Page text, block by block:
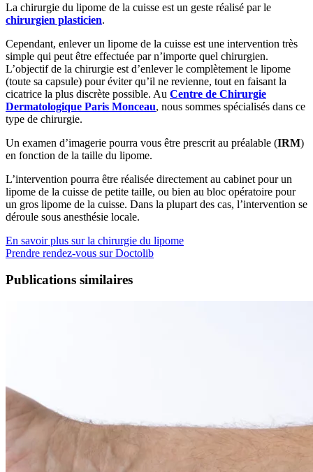
La chirurgie du lipome de la cuisse est un geste réalisé par le
chirurgien plasticien.
Cependant, enlever un lipome de la cuisse est une intervention très
simple qui peut être effectuée par n’importe quel chirurgien.
L’objectif de la chirurgie est d’enlever le complètement le lipome
(toute sa capsule) pour éviter qu’il ne revienne, tout en faisant la
cicatrice la plus discrète possible. Au Centre de Chirurgie
Dermatologique Paris Monceau, nous sommes spécialisés dans ce
type de chirurgie.
Un examen d’imagerie pourra vous être prescrit au préalable (IRM)
en fonction de la taille du lipome.
L’intervention pourra être réalisée directement au cabinet pour un
lipome de la cuisse de petite taille, ou bien au bloc opératoire pour
un gros lipome de la cuisse. Dans la plupart des cas, l’intervention se
déroule sous anesthésie locale.
En savoir plus sur la chirurgie du lipome
Prendre rendez-vous sur Doctolib
Publications similaires